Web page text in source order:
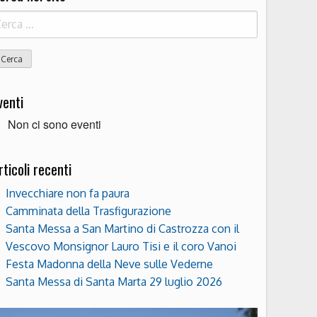
Non ci sono eventi
recenti
Invecchiare non fa paura
Camminata della Trasfigurazione
Santa Messa a San Martino di Castrozza con il
Vescovo Monsignor Lauro Tisi e il coro Vanoi
Festa Madonna della Neve sulle Vederne
Santa Messa di Santa Marta 29 luglio 2026